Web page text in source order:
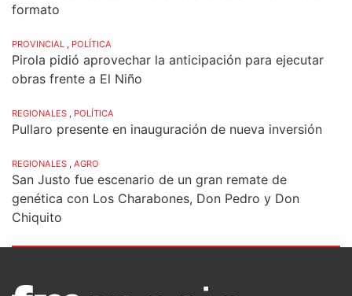
formato
PROVINCIAL , POLÍTICA
Pirola pidió aprovechar la anticipación para ejecutar
obras frente a El Niño
REGIONALES , POLÍTICA
Pullaro presente en inauguración de nueva inversión
REGIONALES , AGRO
San Justo fue escenario de un gran remate de
genética con Los Charabones, Don Pedro y Don
Chiquito